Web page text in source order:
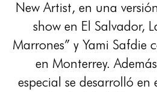
New Artist, en una
show en El Salvador,
Marrones” y Yami Safdie
en Monterrey.
especial se desarrolló en